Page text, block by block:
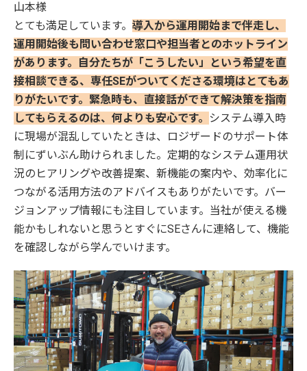
山本様
とても満足しています。 導入から運用開始まで伴走し、
運用開始後も問い合わせ窓口や担当者とのホットライン
があります。自分たちが「こうしたい」という希望を直
接相談できる、専任SEがついてくださる環境はとてもあ
りがたいです。緊急時も、直接話ができて解決策を指南
してもらえるのは、何よりも安心です。
システム導入時
に現場が混乱していたときは、ロジザードのサポート体
制にずいぶん助けられました。定期的なシステム運用状
況のヒアリングや改善提案、新機能の案内や、効率化に
つながる活用方法のアドバイスもありがたいです。バー
ジョンアップ情報にも注目しています。当社が使える機
能かもしれないと思うとすぐにSEさんに連絡して、機能
を確認しながら学んでいけます。